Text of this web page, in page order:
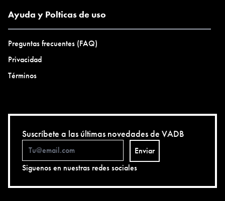
Ayuda y Polticas de uso
Preguntas frecuentes (FAQ)
Privacidad
Términos
Suscríbete a las últimas novedades de VADB
Enviar
Siguenos en nuestras redes sociales